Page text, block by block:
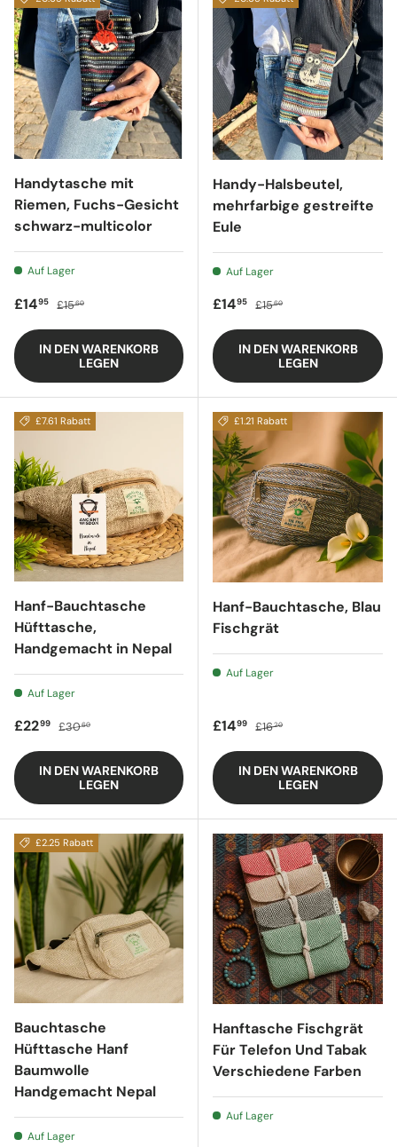
Handytasche mit
Riemen, Fuchs-Gesicht
schwarz-multicolor
Auf Lager
Verkaufspreis
£1495 Regulärer Preis
£1560
IN DEN WARENKORB
LEGEN
Handy-Halsbeutel,
mehrfarbige gestreifte
Eule
Auf Lager
Verkaufspreis
£1495 Regulärer Preis
£1560
IN DEN WARENKORB
LEGEN
£7.61 Rabatt
Hanf-Bauchtasche
Hüfttasche,
Handgemacht in Nepal
Auf Lager
Verkaufspreis
£2299 Regulärer Preis
£3060
IN DEN WARENKORB
LEGEN
£1.21 Rabatt
Hanf-Bauchtasche, Blau
Fischgrät
Auf Lager
Verkaufspreis
£1499 Regulärer Preis
£1620
IN DEN WARENKORB
LEGEN
£2.25 Rabatt
Bauchtasche
Hüfttasche Hanf
Baumwolle
Handgemacht Nepal
Auf Lager
Hanftasche Fischgrät
Für Telefon Und Tabak
Verschiedene Farben
Auf Lager